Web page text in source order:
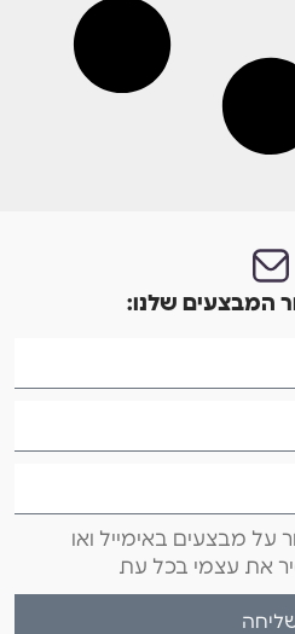
המבצעים שלנו:
על מבצעים באימייל ואו
את עצמי בכל עת